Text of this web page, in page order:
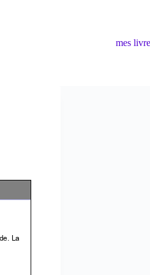
mes